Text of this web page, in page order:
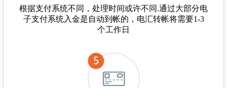
根据支付系统不同，处理时间或许不同.通过大部分电
子支付系统入金是自动到帐的，电汇转帐将需要1-3
个工作日​